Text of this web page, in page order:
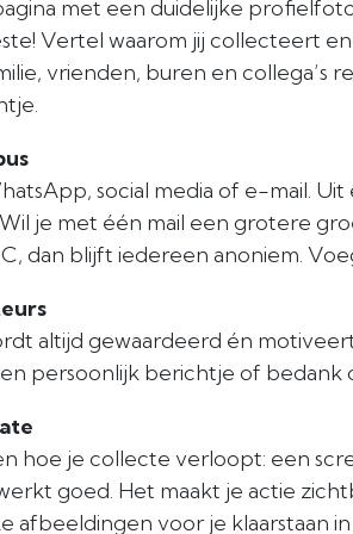
met een duidelijke
Vertel waarom jij collecteert
vrienden, buren en collega’s
social media of e-mail.
je met één mail een grotere
dan blijft iedereen anoniem.
altijd gewaardeerd én
persoonlijk berichtje of bedank
hoe je collecte verloopt: een
goed. Het maakt je actie
afbeeldingen voor je klaarstaan